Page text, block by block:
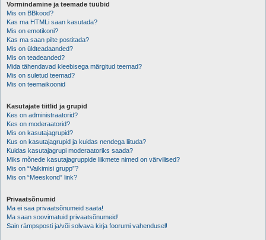
Vormindamine ja teemade tüübid
Mis on BBkood?
Kas ma HTMLi saan kasutada?
Mis on emotikoni?
Kas ma saan pilte postitada?
Mis on üldteadaanded?
Mis on teadeanded?
Mida tähendavad kleebisega märgitud teemad?
Mis on suletud teemad?
Mis on teemaikoonid
Kasutajate tiitlid ja grupid
Kes on administraatorid?
Kes on moderaatorid?
Mis on kasutajagrupid?
Kus on kasutajagrupid ja kuidas nendega liituda?
Kuidas kasutajagrupi moderaatoriks saada?
Miks mõnede kasutajagruppide liikmete nimed on värvilised?
Mis on “Vaikimisi grupp”?
Mis on “Meeskond” link?
Privaatsõnumid
Ma ei saa privaatsõnumeid saata!
Ma saan soovimatuid privaatsõnumeid!
Sain rämpsposti ja/või solvava kirja foorumi vahendusel!